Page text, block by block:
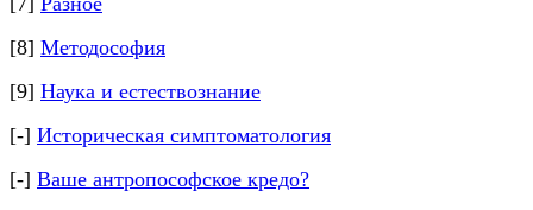
[8] Методософия
[9] Наука и естествознание
[-] Историческая симптоматология
[-] Ваше антропософское кредо?